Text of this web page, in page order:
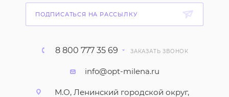
ПОДПИСАТЬСЯ НА РАССЫЛКУ
8 800 777 35 69 ЗАКАЗАТЬ ЗВОНОК
info@opt-milena.ru
М.О, Ленинский городской округ,